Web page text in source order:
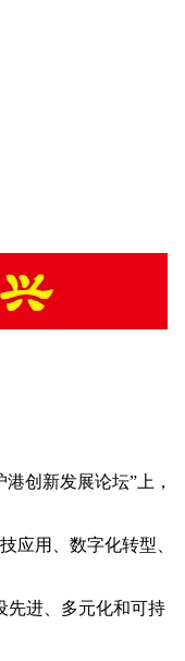
创新发展论坛”上，
应用、数字化转型、
先进、多元化和可持